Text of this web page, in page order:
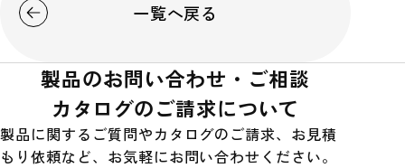
一覧へ戻る
製品のお問い合わせ・ご相談
カタログのご請求について
製品に関するご質問やカタログのご請求、お見積
もり依頼など、お気軽にお問い合わせください。